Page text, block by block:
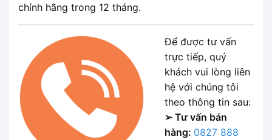
chính hãng trong 12 tháng.
Để được tư vấn
trực tiếp, quý
khách vui lòng liên
hệ với chúng tôi
theo thông tin sau:
➢ Tư vấn bán
hàng: 0827 888